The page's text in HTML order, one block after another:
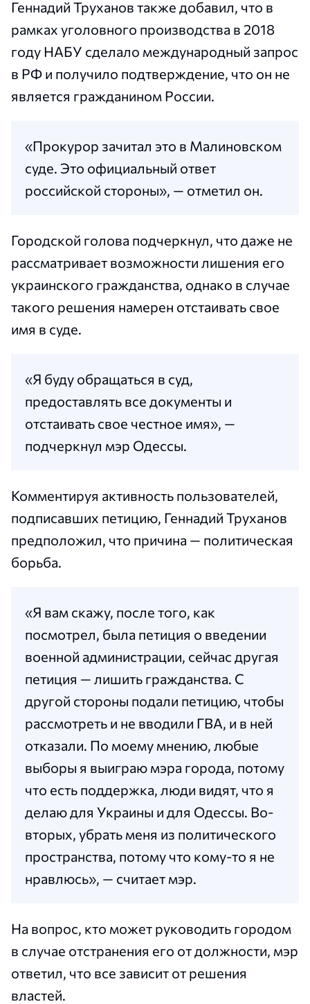
Геннадий Труханов также добавил, что в
рамках уголовного производства в 2018
году НАБУ сделало международный запрос
в РФ и получило подтверждение, что он не
является гражданином России.
«Прокурор зачитал это в Малиновском
суде. Это официальный ответ
российской стороны», — отметил он.
Городской голова подчеркнул, что даже не
рассматривает возможности лишения его
украинского гражданства, однако в случае
такого решения намерен отстаивать свое
имя в суде.
«Я буду обращаться в суд,
предоставлять все документы и
отстаивать свое честное имя», —
подчеркнул мэр Одессы.
Комментируя активность пользователей,
подписавших петицию, Геннадий Труханов
предположил, что причина — политическая
борьба.
«Я вам скажу, после того, как
посмотрел, была петиция о введении
военной администрации, сейчас другая
петиция — лишить гражданства. С
другой стороны подали петицию, чтобы
рассмотреть и не вводили ГВА, и в ней
отказали. По моему мнению, любые
выборы я выиграю мэра города, потому
что есть поддержка, люди видят, что я
делаю для Украины и для Одессы. Во-
вторых, убрать меня из политического
пространства, потому что кому-то я не
нравлюсь», — считает мэр.
На вопрос, кто может руководить городом
в случае отстранения его от должности, мэр
ответил, что все зависит от решения
властей.